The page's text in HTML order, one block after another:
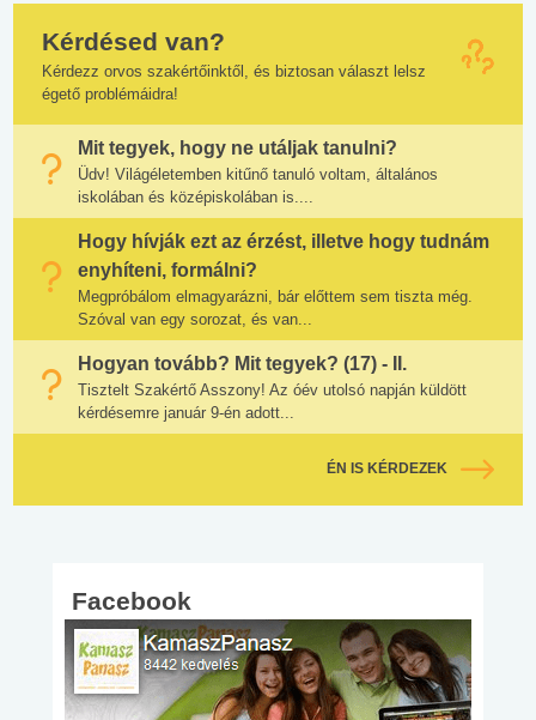
Kérdésed van?
Kérdezz orvos szakértőinktől, és biztosan választ lelsz
égető problémáidra!
Mit tegyek, hogy ne utáljak tanulni?
Üdv! Világéletemben kitűnő tanuló voltam, általános
iskolában és középiskolában is....
Hogy hívják ezt az érzést, illetve hogy tudnám
enyhíteni, formálni?
Megpróbálom elmagyarázni, bár előttem sem tiszta még.
Szóval van egy sorozat, és van...
Hogyan tovább? Mit tegyek? (17) - II.
Tisztelt Szakértő Asszony! Az óév utolsó napján küldött
kérdésemre január 9-én adott...
ÉN IS KÉRDEZEK
Facebook